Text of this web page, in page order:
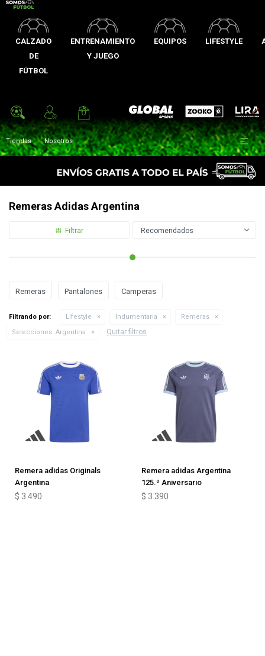
CALZADO
DE
FÚTBOL
ENTRENAMIENTO
Y JUEGO
EQUIPOS LIFESTYLE
Global Sports Zooko Lira
Tiendas Nosotros 
Remeras Adidas Argentina
Recomendados
Remeras Pantalones Camperas
Filtrando por: Lifestyle Indumentaria
Remeras
Selecciones: Argentina Quitar filtros
Remera adidas Originals
Argentina
$ 3.490
Remera adidas Argentina
125.º Aniversario
$ 3.390